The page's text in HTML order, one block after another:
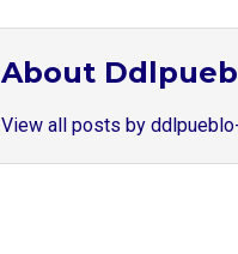
About
View all posts by